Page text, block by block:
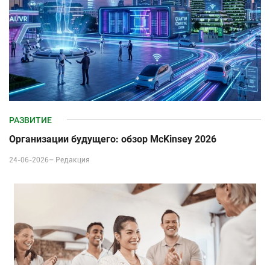
РАЗВИТИЕ
Организации будущего: обзор McKinsey 2026
24-06-2026– Редакция